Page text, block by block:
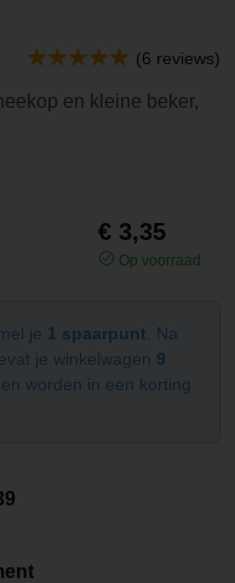
(6 reviews)
en kleine beker,
€ 3,35
Op voorraad
je 1 spaarpunt . Na
je winkelwagen 9
worden in een korting